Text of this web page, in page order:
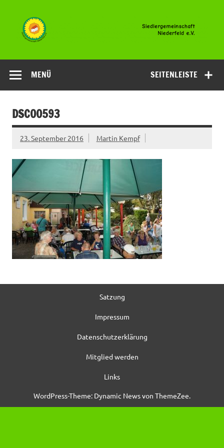
springen
Niederfeld
SEITENLEISTE
MENÜ
DSC00593
23. September 2016 Martin Kempf
Satzung
Impressum
Datenschutzerklärung
Mitglied werden
Links
WordPress-Theme: Dynamic News von ThemeZee.